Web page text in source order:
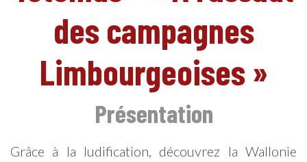
FR
des campagnes
Limbourgeoises »
Présentation
Grâce à la ludification, découvrez la Wallonie